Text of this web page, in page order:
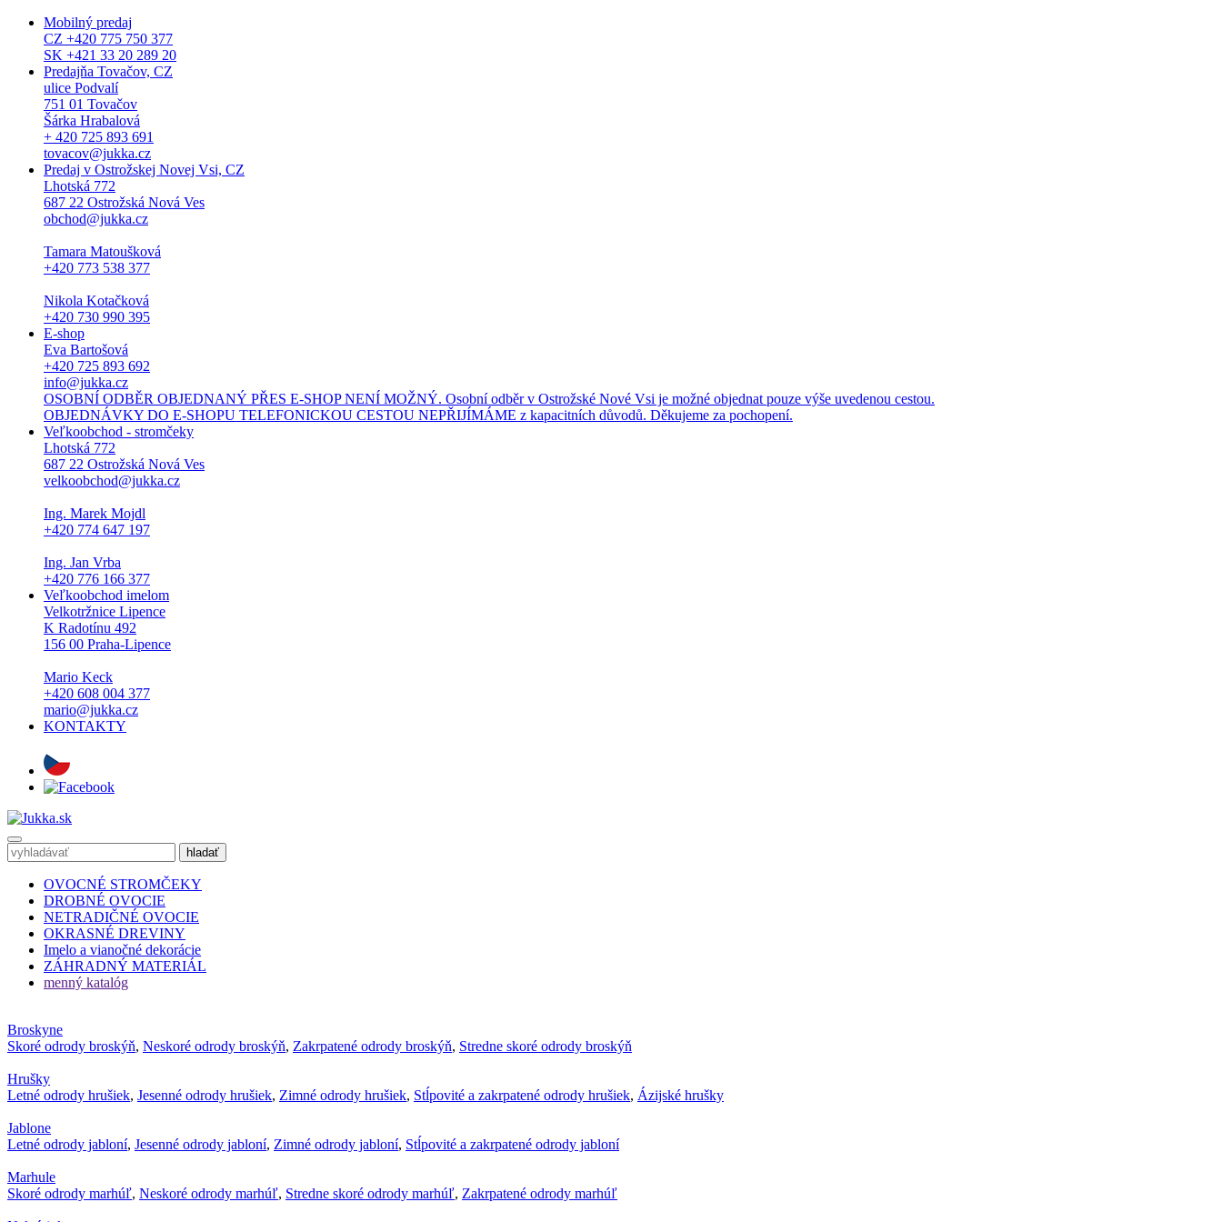
Mobilný predaj
CZ +420 775 750 377
SK +421 33 20 289 20
Predajňa Tovačov, CZ
ulice Podvalí
751 01 Tovačov
Šárka Hrabalová
+ 420 725 893 691
tovacov@jukka.cz
Predaj v Ostrožskej Novej Vsi, CZ
Lhotská 772
687 22 Ostrožská Nová Ves
obchod@jukka.cz
Tamara Matoušková
+420 773 538 377
Nikola Kotačková
+420 730 990 395
E-shop
Eva Bartošová
+420 725 893 692
info@jukka.cz
OSOBNÍ ODBĚR OBJEDNANÝ PŘES E-SHOP NENÍ MOŽNÝ. Osobní odběr v Ostrožské Nové Vsi je možné objednat pouze výše uvedenou cestou.
OBJEDNÁVKY DO E-SHOPU TELEFONICKOU CESTOU NEPŘIJÍMÁME z kapacitních důvodů. Děkujeme za pochopení.
Veľkoobchod - stromčeky
Lhotská 772
687 22 Ostrožská Nová Ves
velkoobchod@jukka.cz
Ing. Marek Mojdl
+420 774 647 197
Ing. Jan Vrba
+420 776 166 377
Veľkoobchod imelom
Velkotržnice Lipence
K Radotínu 492
156 00 Praha-Lipence
Mario Keck
+420 608 004 377
mario@jukka.cz
KONTAKTY
OVOCNÉ STROMČEKY
DROBNÉ OVOCIE
NETRADIČNÉ OVOCIE
OKRASNÉ DREVINY
Imelo a vianočné dekorácie
ZÁHRADNÝ MATERIÁL
menný katalóg
Broskyne
Skoré odrody broskýň, Neskoré odrody broskýň, Zakrpatené odrody broskýň, Stredne skoré odrody broskýň
Hrušky
Letné odrody hrušiek, Jesenné odrody hrušiek, Zimné odrody hrušiek, Stĺpovité a zakrpatené odrody hrušiek, Ázijské hrušky
Jablone
Letné odrody jabloní, Jesenné odrody jabloní, Zimné odrody jabloní, Stĺpovité a zakrpatené odrody jabloní
Marhule
Skoré odrody marhúľ, Neskoré odrody marhúľ, Stredne skoré odrody marhúľ, Zakrpatené odrody marhúľ